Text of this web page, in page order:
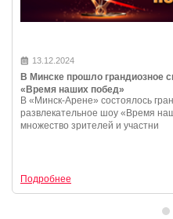
13.12.2024
В Минске прошло грандиозное
«Время наших побед»
В «Минск-Арене» состоялось
развлекательное шоу «Время
множество зрителей и участни
Подробнее